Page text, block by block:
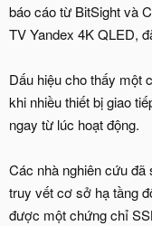
báo cáo từ BitSight và
TV Yandex 4K QLED,
Dấu hiệu cho thấy một
khi nhiều thiết bị giao
ngay từ lúc hoạt động.
Các nhà nghiên cứu đã
truy vết cơ sở hạ tầng
được một chứng chỉ